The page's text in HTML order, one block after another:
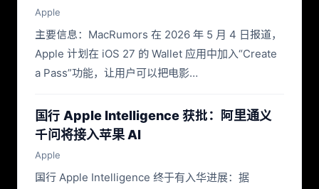
Apple
主要信息：MacRumors 在 2026 年 5 月 4 日报道，
Apple 计划在 iOS 27 的 Wallet 应用中加入“Create
a Pass”功能，让用户可以把电影…
国行 Apple Intelligence 获批：阿里通义
千问将接入苹果 AI
Apple
国行 Apple Intelligence 终于有入华进展：据